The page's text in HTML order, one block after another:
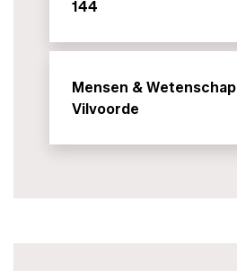
144
Mensen & Wetenschap
Vilvoorde